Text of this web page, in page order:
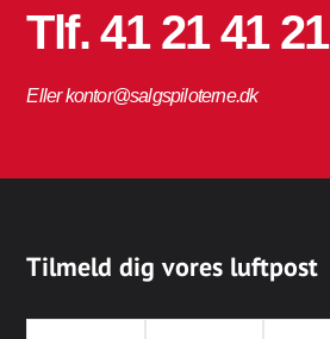
Tilmeld dig vores luftpost
Tlf. 41 21 41 21
Eller kontor@salgspiloterne.dk